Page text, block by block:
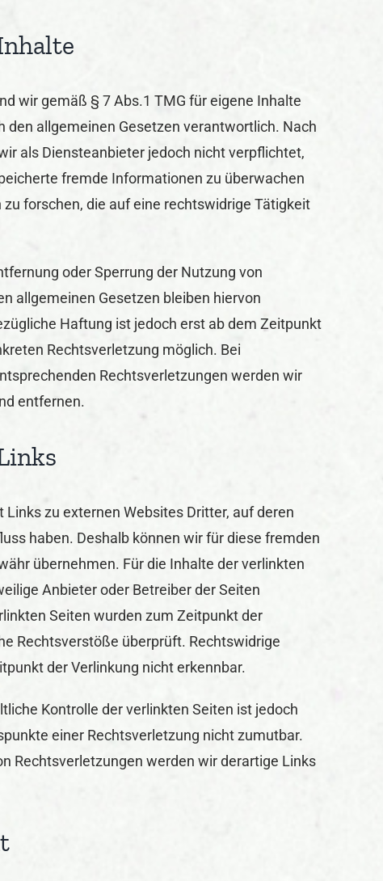
wir gemäß § 7 Abs.1 TMG für eigene Inhalte
den allgemeinen Gesetzen verantwortlich. Nach
als Diensteanbieter jedoch nicht verpflichtet,
fremde Informationen zu überwachen
forschen, die auf eine rechtswidrige Tätigkeit
oder Sperrung der Nutzung von
allgemeinen Gesetzen bleiben hiervon
Haftung ist jedoch erst ab dem Zeitpunkt
Rechtsverletzung möglich. Bei
Rechtsverletzungen werden wir
entfernen.
Links zu externen Websites Dritter, auf deren
haben. Deshalb können wir für diese fremden
übernehmen. Für die Inhalte der verlinkten
Anbieter oder Betreiber der Seiten
Seiten wurden zum Zeitpunkt der
Rechtsverstöße überprüft. Rechtswidrige
der Verlinkung nicht erkennbar.
Kontrolle der verlinkten Seiten ist jedoch
einer Rechtsverletzung nicht zumutbar.
Rechtsverletzungen werden wir derartige Links